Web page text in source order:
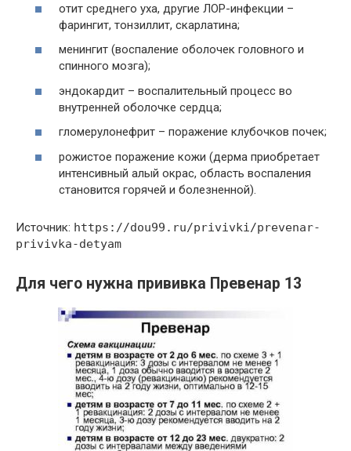
отит среднего уха, другие ЛОР-инфекции –
фарингит, тонзиллит, скарлатина;
менингит (воспаление оболочек головного и
спинного мозга);
эндокардит – воспалительный процесс во
внутренней оболочке сердца;
гломерулонефрит – поражение клубочков почек;
рожистое поражение кожи (дерма приобретает
интенсивный алый окрас, область воспаления
становится горячей и болезненной).
Источник: https://dou99.ru/privivki/prevenar-
privivka-detyam
Для чего нужна прививка Превенар 13